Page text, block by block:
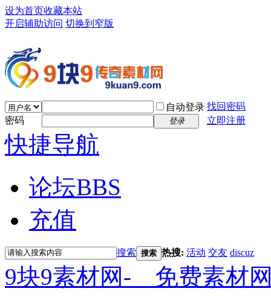
设为首页收藏本站
开启辅助访问 切换到窄版
自动登录 找回密码
密码
登录 立即注册
快捷导航
论坛BBS
充值
搜索 搜索 热搜: 活动 交友 discuz
9块9素材网-＿免费素材